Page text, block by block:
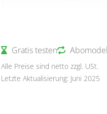
Gratis testen
Alle Preise sind netto zzgl. USt.
Letzte Aktualisierung: Juni 2025